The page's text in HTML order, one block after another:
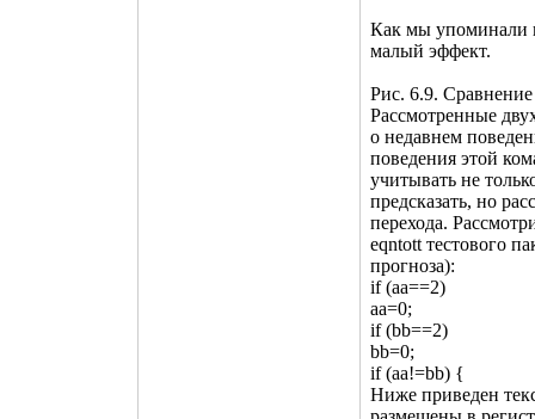
Как мы упоминали
малый эффект.
Рис. 6.9. Сравнение
Рассмотренные
о недавнем
поведения этой
учитывать не
предсказать, но
перехода.
eqntott тестового
прогноза):
if (aa==2)
aa=0;
if (bb==2)
bb=0;
if (aa!=bb) {
Ниже приведен